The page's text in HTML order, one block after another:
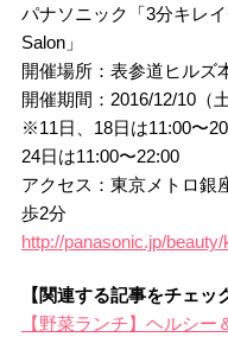
パナソニック「3分キレ
Salon」
開催場所：表参道ヒルズ
開催期間：2016/12/10（
※11日、18日は11:00〜
24日は11:00〜22:00
アクセス：東京メトロ銀
歩2分
http://panasonic.jp/
【関連する記事をチェッ
【野菜ランチ】ヘルシ